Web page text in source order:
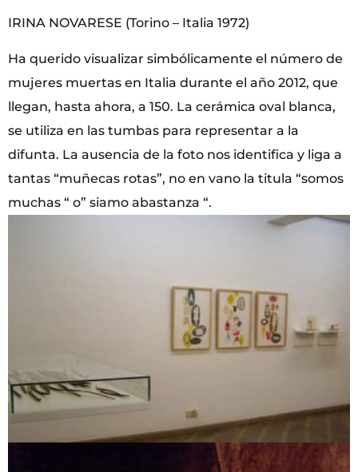
IRINA NOVARESE (Torino – Italia 1972)
Ha querido visualizar simbólicamente el número de
mujeres muertas en Italia durante el año 2012, que
llegan, hasta ahora, a 150. La cerámica oval blanca,
se utiliza en las tumbas para representar a la
difunta. La ausencia de la foto nos identifica y liga a
tantas “muñecas rotas”, no en vano la titula “somos
muchas “ o” siamo abastanza “.